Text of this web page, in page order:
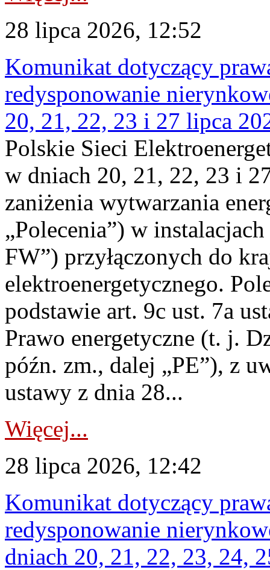
28 lipca 2026, 12:52
Komunikat dotyczący
redysponowanie
20, 21, 22, 23 i 27 lipca
Polskie Sieci
w dniach 20, 21, 22, 23 i
zaniżenia wytwarzania
„Polecenia”) w
FW”) przyłączonych do
elektroenergetycznego.
podstawie art. 9c ust. 7a
Prawo energetyczne (t. j.
późn. zm., dalej „PE”), z
ustawy z dnia 28...
Więcej...
28 lipca 2026, 12:42
Komunikat dotyczący
redysponowanie
dniach 20, 21, 22, 23, 24,